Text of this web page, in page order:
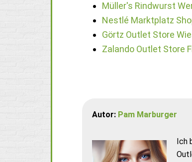
Müller's Rindwurst
Nestlé Marktplatz
Görtz Outlet Store
Zalando Outlet Store
Autor: Pam Marburger
Ich